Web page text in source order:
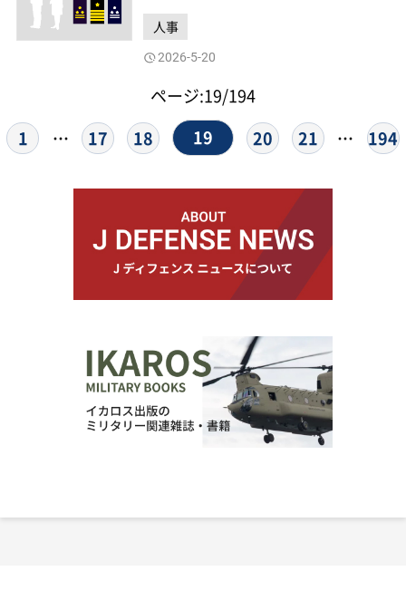
人事
2026-5-20
ページ:19/194
1
… 17 18 19 20 21 … 194